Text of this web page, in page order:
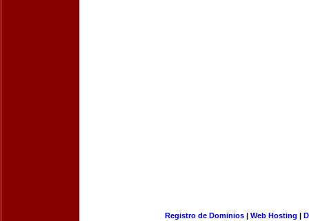
Registro de Dominios| Web Hosting |